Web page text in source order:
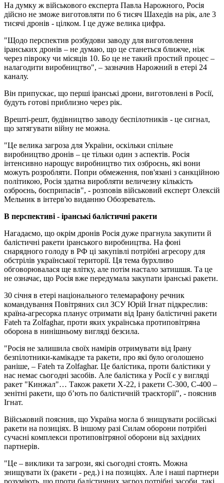
На думку ж військового експерта Павла Нарожного, Росія
дійсно не зможе виготовляти по 6 тисяч Шахедів на рік, але 3
тисячі дронів - цілком. І це дуже велика цифра.
"Щодо перспектив розбудови заводу для виготовлення
іранських дронів – не думаю, що це станеться ближче, ніж
через півроку чи місяців 10. Бо це не такий простий процес –
налагодити виробництво", – зазначив Нарожний в етері 24
каналу.
Він припускає, що перші іранські дрони, виготовлені в Росії,
будуть готові приблизно через рік.
Врешті-решт, будівництво заводу беспілотників - це сигнал,
що затягувати війну не можна.
"Це велика загроза для України, оскільки спільне
виробництво дронів – це тільки один з аспектів. Росія
інтенсивно нарощує виробництво тих озброєнь, які вони
можуть розробляти. Попри обмеження, пов'язані з санкційною
політикою, Росія здатна виробляти величезну кількість
озброєнь, боєприпасів", - розповів військовий експерт Олексій
Мельник в інтерв'ю виданню Обозреватель.
В перспективі - іранські балістичні ракети
Нагадаємо, що окрім дронів Росія дуже прагнула закупити й
балістичні ракети іранського виробництва. На фоні
снарядного голоду в РФ ці закупівлі потрібні агресору для
обстрілів української території. Ця тема бурхливо
обговорювалася ще влітку, але потім настало затишшя. Та це
не означає, що Росія вже передумала закупати іранські ракети.
30 січня в етері національного телемарафону речник
командування Повітряних сил ЗСУ Юрій Ігнат підкреслив:
країна-агресорка планує отримати від Ірану балістичні ракети
Fateh та Zolfaghar, проти яких українська протиповітряна
оборона в нинішньому вигляді безсила.
"Росія не залишила своїх намірів отримувати від Ірану
безпілотники-камікадзе та ракети, про які було оголошено
раніше, – Fateh та Zolfaghar. Це балістика, проти балістики у
нас немає сьогодні засобів. Але балістика у Росії є у вигляді
ракет "Кинжал"… Також ракети Х-22, і ракети С-300, С-400 –
зенітні ракети, що бʼють по балістичній траєкторії", - пояснив
Ігнат.
Військовий пояснив, що Україна могла б знищувати російські
ракети на позиціях. В іншому разі Силам оборони потрібні
сучасні комплекси протиповітряної оборони від західних
партнерів.
"Це – виклики та загрози, які сьогодні стоять. Можна
знищувати їх (ракети - ред.) і на позиціях. Але і наші партнери
розуміють, що проти балістичних загроз потрібні засоби, такі